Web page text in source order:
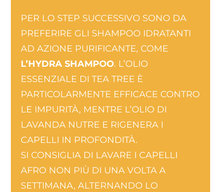
PER LO STEP SUCCESSIVO SONO DA
PREFERIRE GLI SHAMPOO IDRATANTI
AD AZIONE PURIFICANTE, COME
L’HYDRA SHAMPOO. L’OLIO
ESSENZIALE DI TEA TREE È
PARTICOLARMENTE EFFICACE CONTRO
LE IMPURITÀ, MENTRE L’OLIO DI
LAVANDA NUTRE E RIGENERA I
CAPELLI IN PROFONDITÀ.
SI CONSIGLIA DI LAVARE I CAPELLI
AFRO NON PIÙ DI UNA VOLTA A
SETTIMANA, ALTERNANDO LO